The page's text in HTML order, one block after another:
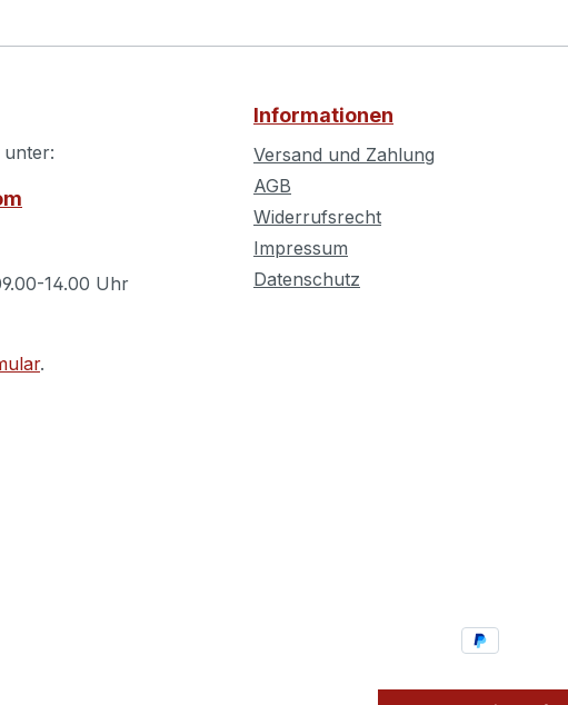
14.00 Uhr
.
Informationen
Versand und Zahlung
AGB
Widerrufsrecht
Impressum
Datenschutz